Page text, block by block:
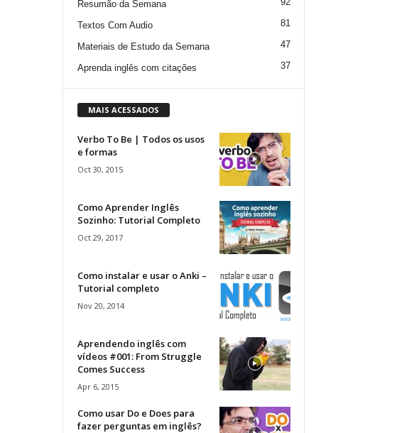
Resumão da Semana
Textos Com Audio 81
Materiais de Estudo da Semana 47
Aprenda inglês com citações 37
MAIS ACESSADOS
Verbo To Be | Todos os usos
e formas
Oct 30, 2015
Como Aprender Inglês
Sozinho: Tutorial Completo
Oct 29, 2017
Como instalar e usar o Anki –
Tutorial completo
Nov 20, 2014
Aprendendo inglês com
vídeos #001: From Struggle
Comes Success
Apr 6, 2015
Como usar Do e Does para
fazer perguntas em inglês?